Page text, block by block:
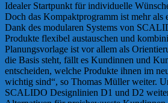
Idealer Startpunkt für individuelle
Doch das Kompaktprogramm ist mehr als
Dank des modularen Systems von
Produkte flexibel austauschen und
Planungsvorlage ist vor allem als
die Basis steht, fällt es Kundinnen und
entscheiden, welche Produkte ihnen im
wichtig sind“, so Thomas Müller weiter.
SCALIDO Designlinien D1 und D2